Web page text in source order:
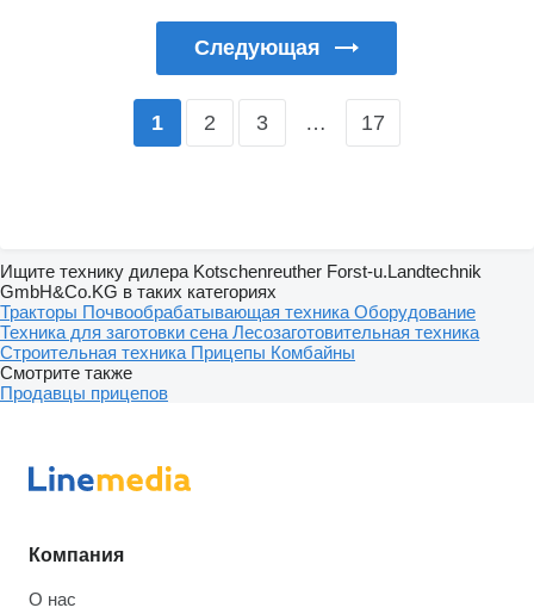
Следующая
1 2 3 … 17
Ищите технику дилера Kotschenreuther Forst-u.Landtechnik
GmbH&Co.KG в таких категориях
Тракторы Почвообрабатывающая техника Оборудование
Техника для заготовки сена Лесозаготовительная техника
Строительная техника Прицепы Комбайны
Смотрите также
Продавцы прицепов
Компания
О нас